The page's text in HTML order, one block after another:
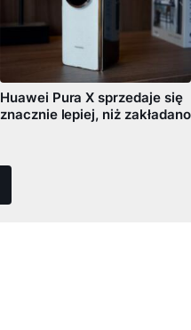
Huawei Pura X sprzedaje się
znacznie lepiej, niż zakładano